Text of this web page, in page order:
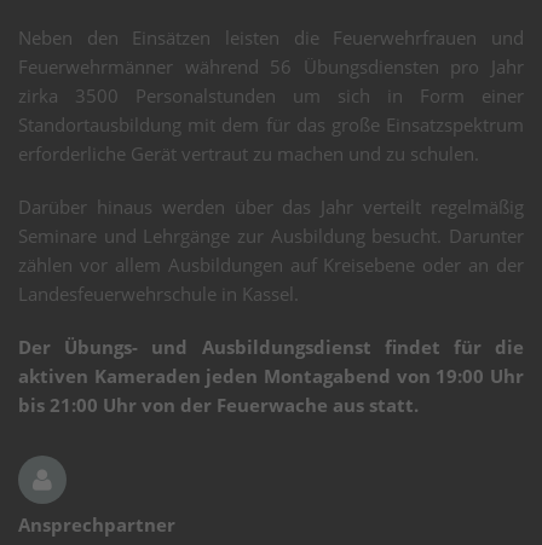
Neben den Einsätzen leisten die Feuerwehrfrauen und
Feuerwehrmänner während 56 Übungsdiensten pro Jahr
zirka 3500 Personalstunden um sich in Form einer
Standortausbildung mit dem für das große Einsatzspektrum
erforderliche Gerät vertraut zu machen und zu schulen.
Darüber hinaus werden über das Jahr verteilt regelmäßig
Seminare und Lehrgänge zur Ausbildung besucht. Darunter
zählen vor allem Ausbildungen auf Kreisebene oder an der
Landesfeuerwehrschule in Kassel.
Der Übungs- und Ausbildungsdienst findet für die
aktiven Kameraden jeden Montagabend von 19:00 Uhr
bis 21:00 Uhr von der Feuerwache aus statt.
Ansprechpartner